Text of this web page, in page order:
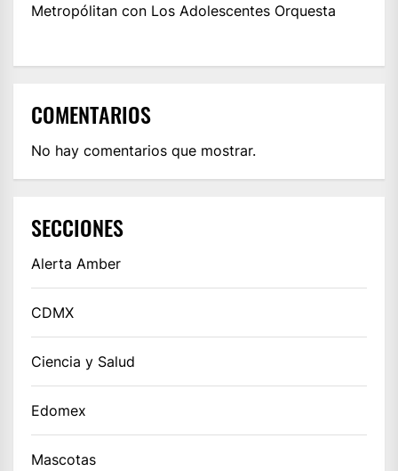
Metropólitan con Los Adolescentes Orquesta
COMENTARIOS
No hay comentarios que mostrar.
SECCIONES
Alerta Amber
CDMX
Ciencia y Salud
Edomex
Mascotas